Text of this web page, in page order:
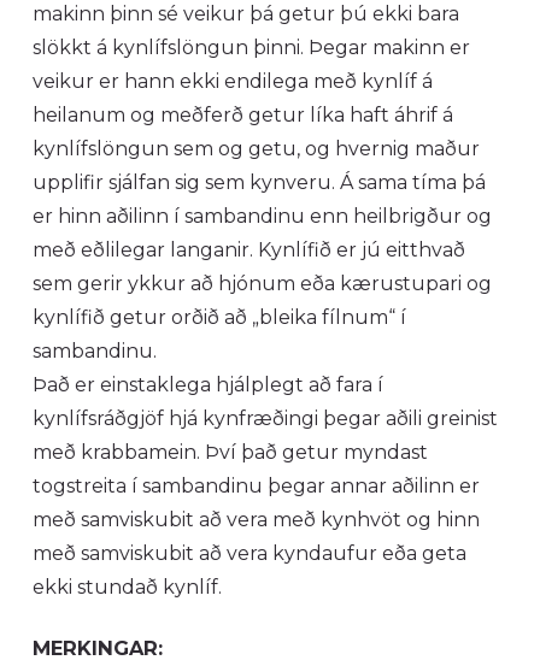
makinn þinn sé veikur þá getur þú ekki bara
slökkt á kynlífslöngun þinni. Þegar makinn er
veikur er hann ekki endilega með kynlíf á
heilanum og meðferð getur líka haft áhrif á
kynlífslöngun sem og getu, og hvernig maður
upplifir sjálfan sig sem kynveru. Á sama tíma þá
er hinn aðilinn í sambandinu enn heilbrigður og
með eðlilegar langanir. Kynlífið er jú eitthvað
sem gerir ykkur að hjónum eða kærustupari og
kynlífið getur orðið að „bleika fílnum“ í
sambandinu.
Það er einstaklega hjálplegt að fara í
kynlífsráðgjöf hjá kynfræðingi þegar aðili greinist
með krabbamein. Því það getur myndast
togstreita í sambandinu þegar annar aðilinn er
með samviskubit að vera með kynhvöt og hinn
með samviskubit að vera kyndaufur eða geta
ekki stundað kynlíf.
MERKINGAR: